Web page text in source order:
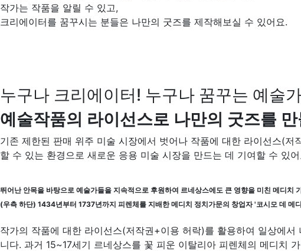
작가는 작품을 알릴 수 있고,
크리에이터를 꿈꾸시는 분들은 나만의 굿즈를 제작해보실 수 있어요.
누구나 크리에이터! 누구나 꿈꾸는 예술
예술작품의 라이선스로 나만의 굿즈를
기존 제한된 판매 위주 미술 시장에서 벗어나 작품에 대한 라이선스(
할 수 있는 환경으로 새로운 응용 미술 시장을 만드는 데 기여할 수 있
뛰어난 안목을 바탕으로 예술가들을 지속적으로 후원하여 르네상스에도 큰 영향을 미친 메디치
(우측 하단) 1434년부터 1737년까지 피렌체를 지배한 메디치 정치가문의 창업자 '코시모 데 메
작가의 작품에 대한 라이선스(저작권+이용 허락)를 활용하여 일상에
니다. 과거 15~17세기 르네상스를 꽃 피운 이탈리아 피렌체의 메디치